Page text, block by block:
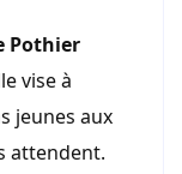
Pothier
vise à
jeunes aux
attendent.